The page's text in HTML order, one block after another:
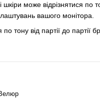
шкіри може відрізнятися по
вашого монітора.
тону від партії до